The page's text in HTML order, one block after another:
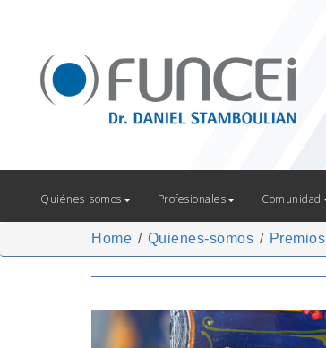
Quiénes somos Profesionales Comunidad
Home / Quienes-somos / Premios